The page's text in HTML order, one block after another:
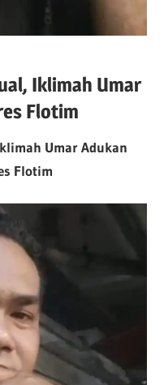
Iklimah Umar
Flotim
Umar Adukan
Flotim